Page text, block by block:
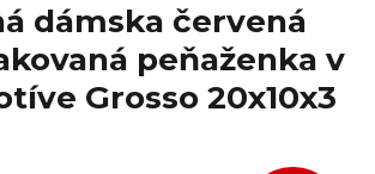
dámska červená
peňaženka v
Grosso 20x10x3